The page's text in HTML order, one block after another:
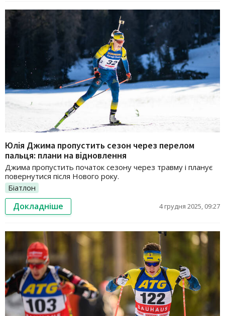
Юлія Джима пропустить сезон через перелом
пальця: плани на відновлення
Джима пропустить початок сезону через травму і планує
повернутися після Нового року.
Біатлон
Докладніше 4 грудня 2025, 09:27